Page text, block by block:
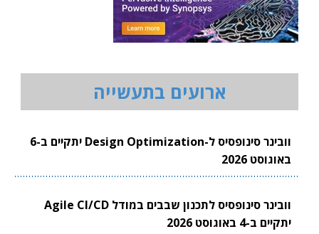
ארועים בתעשייה
וובינר סינופסיס ל-Design Optimization יתקיים ב-6
באוגוסט 2026
וובינר סינופסיס לתכנון שבבים במודל Agile CI/CD
יתקיים ב-4 באוגוסט 2026